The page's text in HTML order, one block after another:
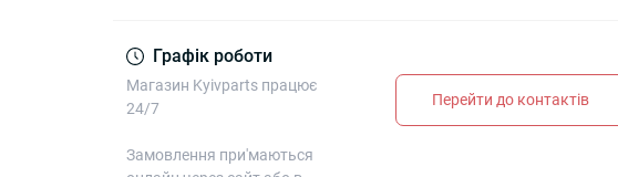
Графік роботи
Магазин Kyivparts працює
24/7
Замовлення при'маються
Перейти до контактів